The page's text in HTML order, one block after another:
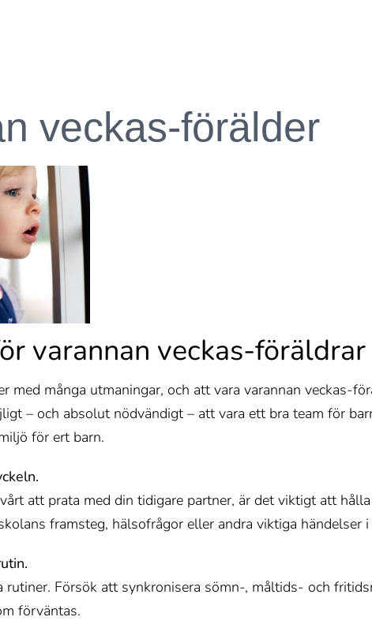
veckas-förälder
varannan veckas-föräldrar
med många utmaningar, och att vara varannan veckas-
– och absolut nödvändigt – att vara ett bra team för
för ert barn.
att prata med din tidigare partner, är det viktigt att
framsteg, hälsofrågor eller andra viktiga händelser
rutiner. Försök att synkronisera sömn-, måltids- och
förväntas.